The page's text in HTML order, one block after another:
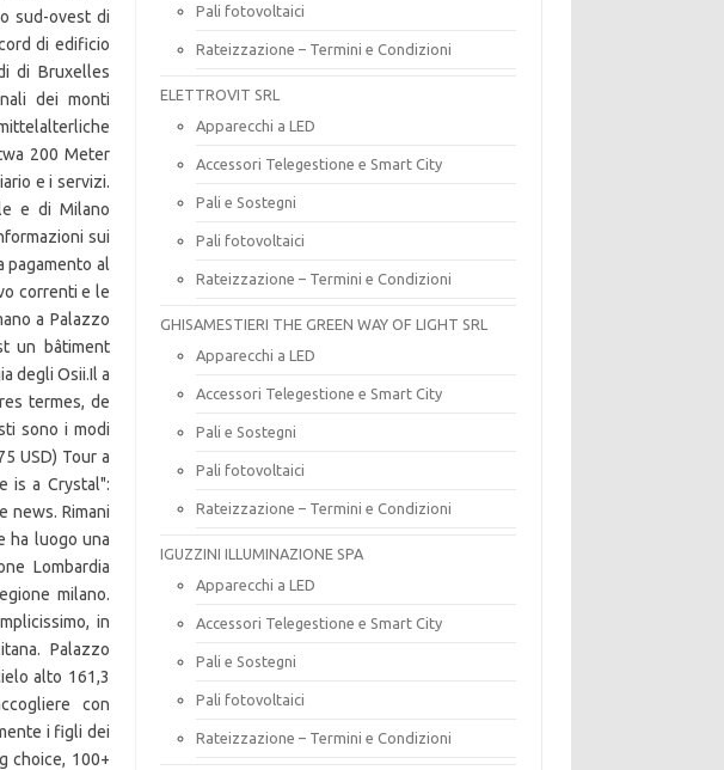
sud-ovest di
di edificio
di Bruxelles
dei monti
200 Meter
e i servizi.
e di Milano
sui
pagamento al
correnti e le
a Palazzo
un bâtiment
degli Osii.Il a
termes, de
sono i modi
USD) Tour a
is a Crystal":
news. Rimani
ha luogo una
Lombardia
milano.
in
Palazzo
alto 161,3
con
i figli dei
choice, 100+
Pali fotovoltaici
Rateizzazione – Termini e Condizioni
ELETTROVIT SRL
Apparecchi a LED
Accessori Telegestione e Smart City
Pali e Sostegni
Pali fotovoltaici
Rateizzazione – Termini e Condizioni
GHISAMESTIERI THE GREEN WAY OF LIGHT SRL
Apparecchi a LED
Accessori Telegestione e Smart City
Pali e Sostegni
Pali fotovoltaici
Rateizzazione – Termini e Condizioni
IGUZZINI ILLUMINAZIONE SPA
Apparecchi a LED
Accessori Telegestione e Smart City
Pali e Sostegni
Pali fotovoltaici
Rateizzazione – Termini e Condizioni